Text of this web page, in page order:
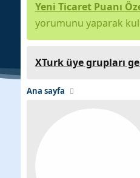
Yeni Ticaret Puanı
yorumunu yaparak
XTurk üye grupları
Ana sayfa